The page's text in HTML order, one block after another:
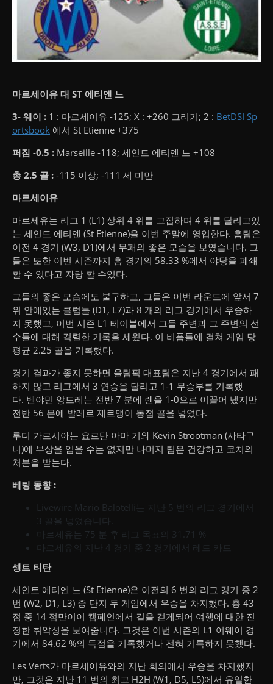
마르세이유 대 ST 에티엔 느
3- 웨이 : 1 : 마르세이유 -125; X : +260 그리기; 2 : BetDSI Sp
ortsbook 에서 St Etienne +375
퍼짐 -0.5 : Marseille -118; 세인트 에티엔 느 +108
총 2.5 골 : -115 이상; -111 세 미만
마르세이유
마르세유는 리그 1 (L1) 상위 4 위를 고집하며 4 위를 달리고있
는 세인트 에티엔 (St Etienne)을 이번 주말에 영입한다. 홈팀은
이전 4 경기 (W3, D1)에서 무패의 좋은 모습을 보였습니다. 그
들은 또한 이번 시즌까지 홈 경기의 58.33 %에서 야당을 폐쇄
할 수 있다고 자랑 할 수있다.
그들의 좋은 모습에도 불구하고, 그들은 이번 라운드에 앞서 7
위 안에있는 클럽들 (D1, L7)과 8 개의 리그 경기에서 우승하
지 못했고, 이번 시즌 L1 테이블에서 그들 주변과 그 주변의 선
수들에 대해 격렬한 기록을 세웠다. 이 비품들에 걸쳐 게임 당
평균 2.25 골을 기록했다.
경기 결과가 좋지 못하면 올림픽 대표팀은 지난 4 경기에서 패
하지 않고 리그에서 3 연승을 달리고 1-1 무승부를 기록했
다. 벤야민 앙드레는 전반 7 분에 렌을 1-0으로 이끌어 냈지만
전반 56 분에 발레르 제르맹이 동점 골을 넣었다.
루디 가르시아는 요르단 아마 기와 Kevin Strootman (사타구
니)에 부상을 입을 수는 없지만 나머지 팀은 건강하고 코치의
처분을 받는다.
베팅 동향 :
Livewire Mario Balotelli는 지난 5 번의 리그 경기에서
3 골을 넣었습니다.
마르세유는 75 분 후 리그 목표의 31.71 %
마르세유의 지난 4 경기 중 2 경기에서 레드 카드
셍트 티탄
세인트 에티엔 느 (St Etienne)은 이전의 6 번의 리그 경기 중 2
번 (W2, D1, L3) 중 단지 두 게임에서 우승을 차지했다. 총 43
점 중 14 점만이이 캠페인에서 길을 걷게되어 여행에 대한 진
정한 취약성을 보여줍니다. 그것은 이번 시즌의 L1 어웨이 경
기에서 84.62 %의 득점을 기록했거나 전혀 기록하지 못했다.
Les Verts가 마르세이유와의 지난 회의에서 우승을 차지했지
만, 그것은 지난 11 번의 최고 H2H (W1, D5, L5)에서 유일한